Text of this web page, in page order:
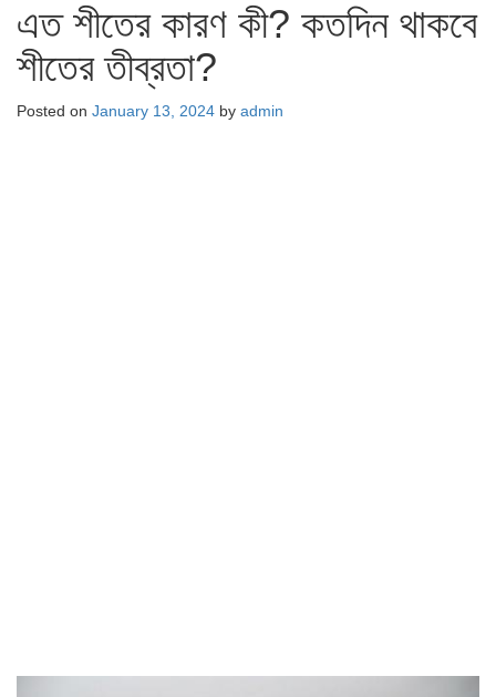
এত শীতের কারণ কী? কতদিন থাকবে
শীতের তীব্রতা?
Posted on January 13, 2024 by admin